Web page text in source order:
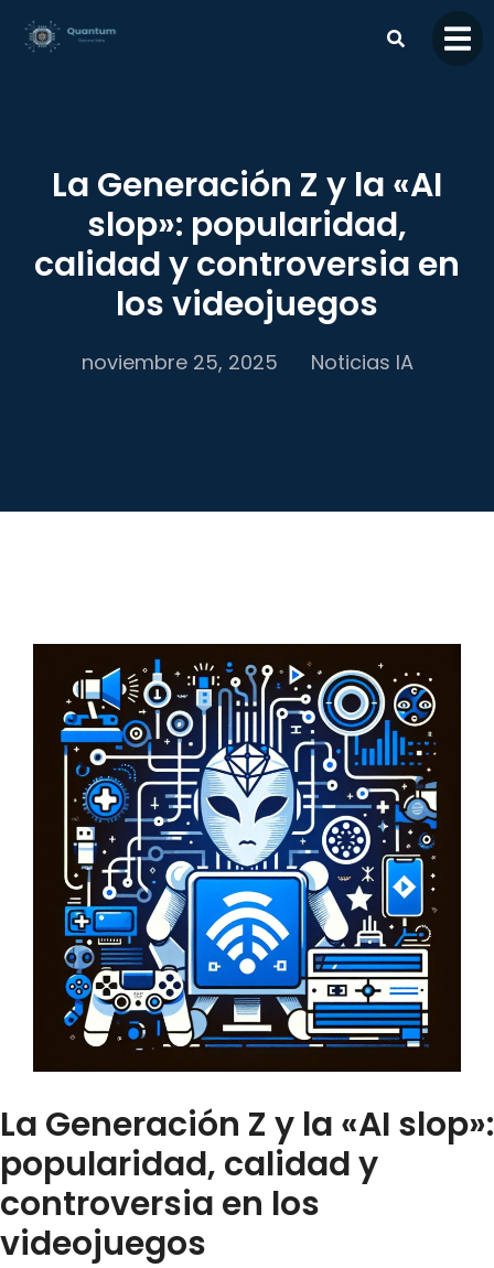
contenido
La Generación Z y la «AI
slop»: popularidad,
calidad y controversia en
los videojuegos
noviembre 25, 2025 Noticias IA
La Generación Z y la «AI slop»:
popularidad, calidad y
controversia en los
videojuegos